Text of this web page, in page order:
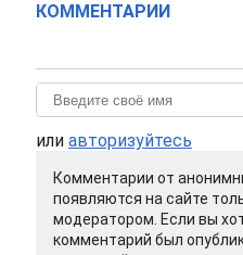
КОММЕНТАРИИ
или авторизуйтесь
Комментарии от
появляются на сайте
модератором. Если вы
комментарий был